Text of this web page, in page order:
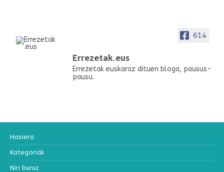
614
Errezetak.eus
Errezetak euskaraz dituen bloga, pausus-
pausu.
Hasiera
Kategoriak
Niri buruz